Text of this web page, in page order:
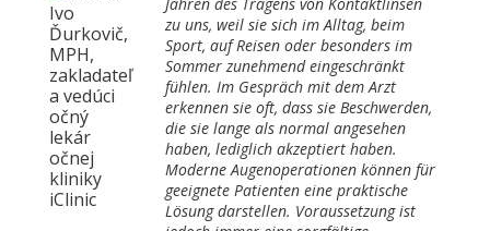
zu uns, weil sie sich im Alltag, beim
Sport, auf Reisen oder besonders im
Sommer zunehmend eingeschränkt
fühlen. Im Gespräch mit dem Arzt
erkennen sie oft, dass sie Beschwerden,
die sie lange als normal angesehen
haben, lediglich akzeptiert haben.
Moderne Augenoperationen können für
geeignete Patienten eine praktische
Lösung darstellen. Voraussetzung ist